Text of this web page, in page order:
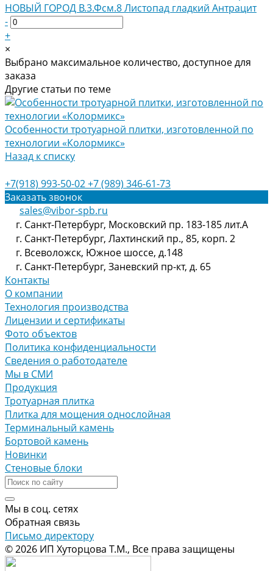
НОВЫЙ ГОРОД В.3.Фсм.8 Листопад гладкий Антрацит
-
+
×
Выбрано максимальное количество, доступное для
заказа
Другие статьи по теме
Особенности тротуарной плитки, изготовленной по
технологии «Колормикс»
Назад к списку
+7(918) 993-50-02+7 (989) 346-61-73
Заказать звонок
sales@vibor-spb.ru
г. Санкт-Петербург, Московский пр. 183-185 лит.А
г. Санкт-Петербург, Лахтинский пр., 85, корп. 2
г. Всеволожск, Южное шоссе, д.148
г. Санкт-Петербург, Заневский пр-кт, д. 65
Контакты
О компании
Технология производства
Лицензии и сертификаты
Фото объектов
Политика конфиденциальности
Сведения о работодателе
Мы в СМИ
Продукция
Тротуарная плитка
Плитка для мощения однослойная
Терминальный камень
Бортовой камень
Новинки
Стеновые блоки
Мы в соц. сетях
Обратная связь
Письмо директору
© 2026 ИП Хуторцова Т.М., Все права защищены